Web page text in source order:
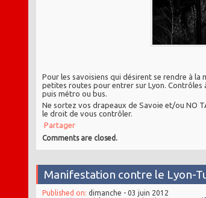
Pour les savoisiens qui désirent se rendre à
petites routes pour entrer sur Lyon. Contrôles
puis métro ou bus.
Ne sortez vos drapeaux de Savoie et/ou NO
le droit de vous contrôler.
Partager
Comments are closed.
Manifestation contre le Lyon-
Published on: dimanche - 03 juin 2012